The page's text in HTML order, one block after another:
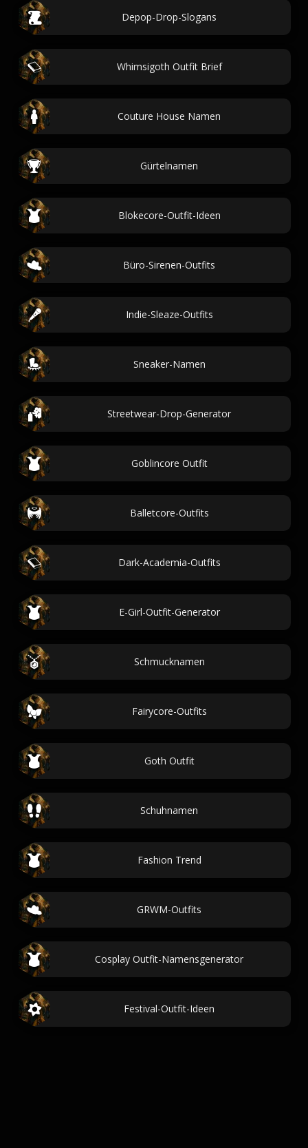
Depop-Drop-Slogans
Whimsigoth Outfit Brief
Couture House Namen
Gürtelnamen
Blokecore-Outfit-Ideen
Büro-Sirenen-Outfits
Indie-Sleaze-Outfits
Sneaker-Namen
Streetwear-Drop-Generator
Goblincore Outfit
Balletcore-Outfits
Dark-Academia-Outfits
E-Girl-Outfit-Generator
Schmucknamen
Fairycore-Outfits
Goth Outfit
Schuhnamen
Fashion Trend
GRWM-Outfits
Cosplay Outfit-Namensgenerator
Festival-Outfit-Ideen